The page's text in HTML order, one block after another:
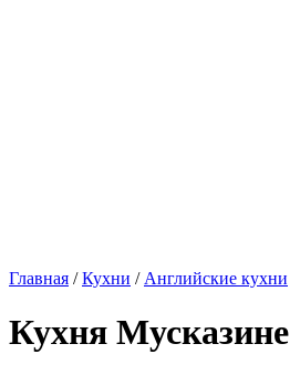
Главная /Кухни / Английские кухни
Кухня Мусказине